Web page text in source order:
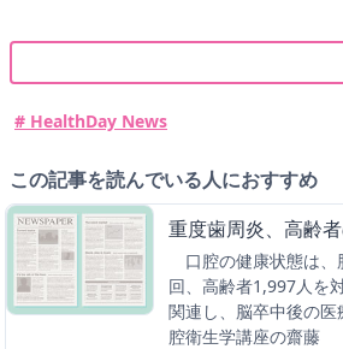
# HealthDay News
この記事を読んでいる人におすすめ
重度歯周炎、高齢
口腔の健康状態は、
回、高齢者1,997人を
関連し、脳卒中後の
腔衛生学講座の齋藤